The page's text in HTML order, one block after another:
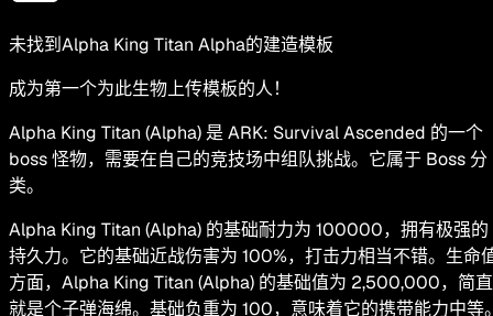
未找到Alpha King Titan Alpha的建造模板
成为第一个为此生物上传模板的人！
Alpha King Titan (Alpha) 是 ARK: Survival Ascended 的一个
boss 怪物，需要在自己的竞技场中组队挑战。它属于 Boss 分
类。
Alpha King Titan (Alpha) 的基础耐力为 100000，拥有极强的
持久力。它的基础近战伤害为 100%，打击力相当不错。生命
方面，Alpha King Titan (Alpha) 的基础值为 2,500,000，简直
就是个子弹海绵。基础负重为 100，意味着它的携带能力中等